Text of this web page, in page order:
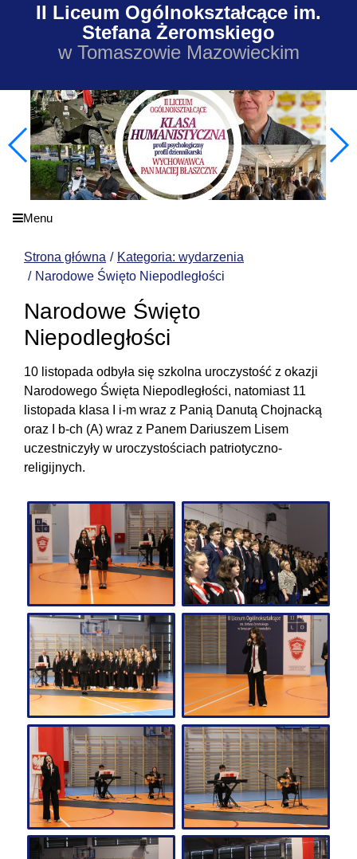
II Liceum Ogólnokształcące im.
Stefana Żeromskiego
w Tomaszowie Mazowieckim
Menu
Strona główna
Kategoria: wydarzenia
Narodowe Święto Niepodległości
Narodowe Święto
Niepodległości
10 listopada odbyła się szkolna uroczystość z okazji
Narodowego Święta Niepodległości, natomiast 11
listopada klasa I i-m wraz z Panią Danutą Chojnacką
oraz I b-ch (A) wraz z Panem Dariuszem Lisem
uczestniczyły w uroczystościach patriotyczno-
religijnych.